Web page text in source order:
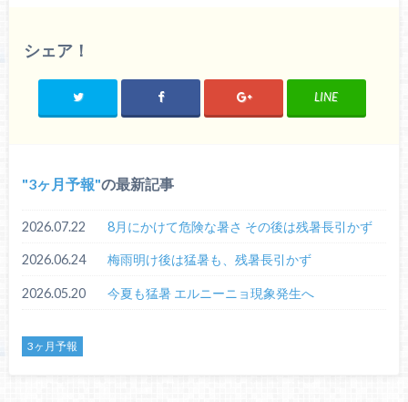
シェア！
LINE
3ヶ月予報 の最新記事
2026.07.22 8月にかけて危険な暑さ その後は残暑長引かず
2026.06.24 梅雨明け後は猛暑も、残暑長引かず
2026.05.20 今夏も猛暑 エルニーニョ現象発生へ
3ヶ月予報